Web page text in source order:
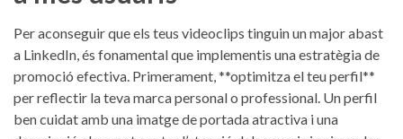
Per aconseguir que els teus videoclips tinguin un major abast
a LinkedIn, és ⁢fonamental que implementis una estratègia de⁢
promoció efectiva. Primerament, **optimitza el teu perfil**
per reflectir la ‍teva marca personal o professional. Un perfil
ben cuidat amb una imatge⁣ de portada atractiva i una